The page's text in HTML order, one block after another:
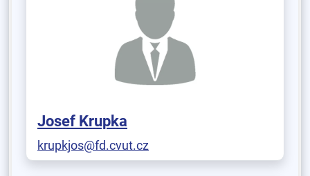
Josef Krupka
krupkjos@fd.cvut.cz